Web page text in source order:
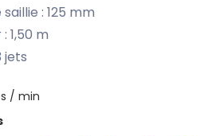
: 125 mm
1,50 m
jets
/ min